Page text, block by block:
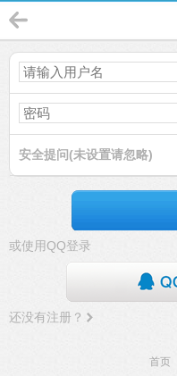
安全提问(未设置请忽略)
或使用QQ登录
还没有注册？
首页